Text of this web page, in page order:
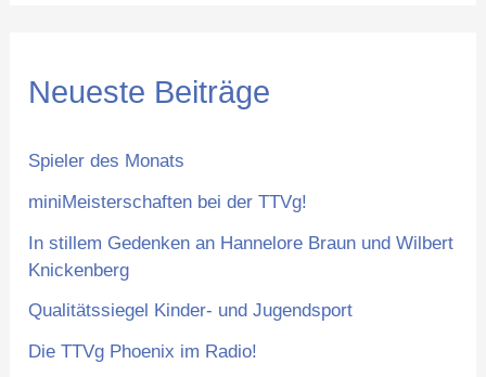
e
n
a
c
h
:
Neueste Beiträge
Spieler des Monats
miniMeisterschaften bei der TTVg!
In stillem Gedenken an Hannelore Braun und Wilbert
Knickenberg
Qualitätssiegel Kinder- und Jugendsport
Die TTVg Phoenix im Radio!